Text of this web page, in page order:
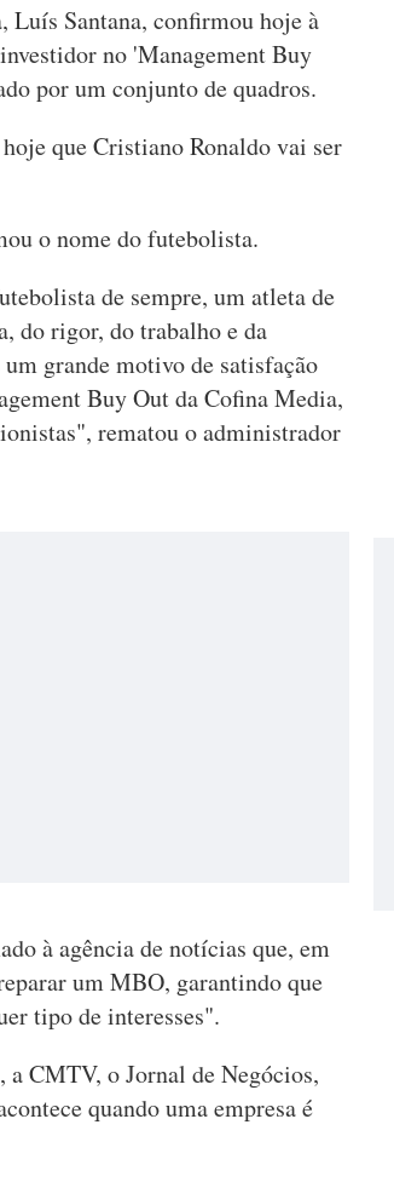
Luís Santana, confirmou hoje à
no 'Management Buy
por um conjunto de quadros.
que Cristiano Ronaldo vai ser
o nome do futebolista.
de sempre, um atleta de
do rigor, do trabalho e da
grande motivo de satisfação
Buy Out da Cofina Media,
rematou o administrador
à agência de notícias que, em
um MBO, garantindo que
tipo de interesses".
CMTV, o Jornal de Negócios,
quando uma empresa é